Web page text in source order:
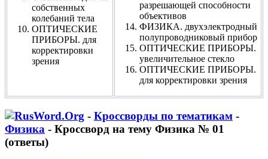
собственных
колебаний тела
ОПТИЧЕСКИЕ
ПРИБОРЫ. для
корректировки
зрения
разрешающей способности
объективов
ФИЗИКА. двухэлектродный
полупроводниковый прибор
ОПТИЧЕСКИЕ ПРИБОРЫ.
увеличительное стекло
ОПТИЧЕСКИЕ ПРИБОРЫ.
для корректировки зрения
- Кроссворды по тематикам -
Физика - Кроссворд на тему Физика № 01
(ответы)